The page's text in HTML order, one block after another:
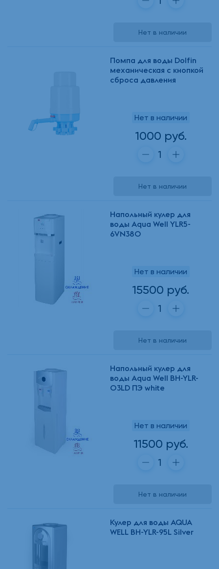
Нет в наличии
Помпа для воды Dolfin
механическая с кнопкой
сброса давления
Нет в наличии
1000 руб.
Нет в наличии
Напольный кулер для
воды Aqua Well YLR5-
6VN380
Нет в наличии
15500 руб.
Нет в наличии
Напольный кулер для
воды Aqua Well BH-YLR-
03LD ПЭ white
Нет в наличии
11500 руб.
Нет в наличии
Кулер для воды AQUA
WELL BH-YLR-95L Silver